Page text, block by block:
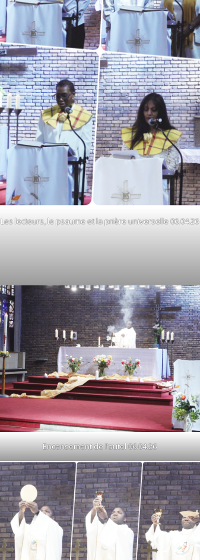
Les lecteurs, le psaume et la prière universelle 06.04.26
Encensement de l’autel 06.04.26